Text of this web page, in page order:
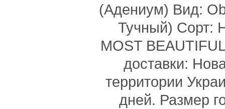
(Адениум) Вид:
Тучный) Сорт:
MOST
доставки:
территории
дней. Размер